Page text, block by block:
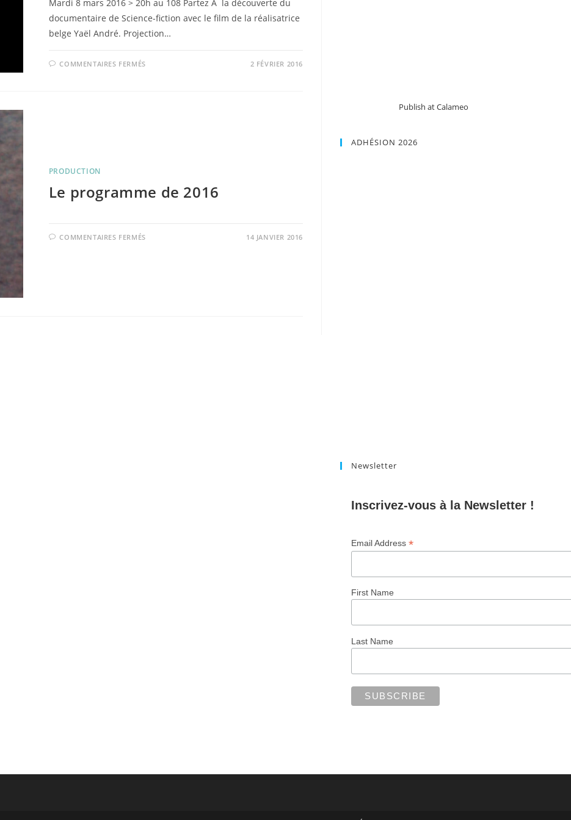
Mardi 8 mars 2016 > 20h au 108 Partez Ã la découverte du
documentaire de Science-fiction avec le film de la réalisatrice
belge Yaël André. Projection…
COMMENTAIRES FERMÉSSUR 2 FÉVRIER 2016
PRODUCTION
Le programme de 2016
COMMENTAIRES FERMÉSSUR 14 JANVIER 2016
Publish at Calameo
ADHÉSION 2026
Newsletter
Inscrivez-vous à la Newsletter !
Email Address *
First Name
Last Name